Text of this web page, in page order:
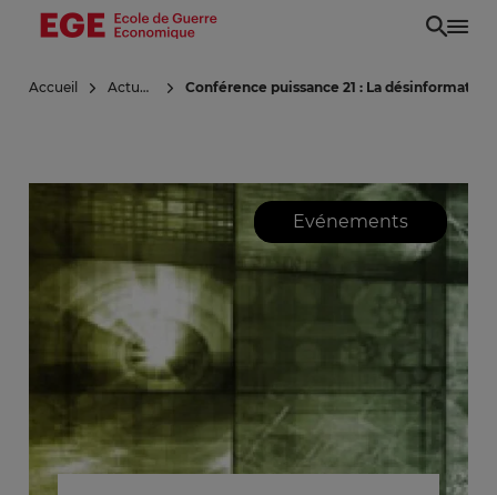
Aller
principal
Accueil Actualités Conférence puissance 21 : La
Evénements